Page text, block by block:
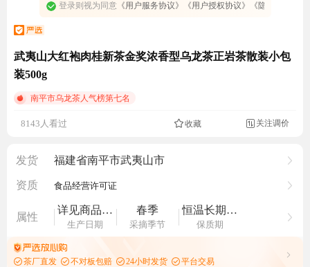
登录则视为同意《用户服务协议》 《用户授权协议》 《隐私政策》
武夷山大红袍肉桂新茶金奖浓香型乌龙茶正岩茶散装小包
装500g
南平市乌龙茶人气榜第七名
8143人看过
收藏 关注调价
发货 福建省南平市武夷山市
资质 食品经营许可证
属性
详见商品外包装
生产日期
春季
采摘季节
恒温长期保存
保质期
茶厂直发 不对板包赔 24小时发货 平台交易